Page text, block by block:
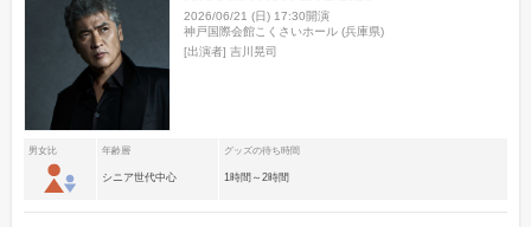
2026/06/21 (日) 17:30開演
神戸国際会館こくさいホール (兵庫県)
[出演者]吉川晃司
男女比 年齢層 グッズの待ち時間
シニア世代中心 1時間～2時間